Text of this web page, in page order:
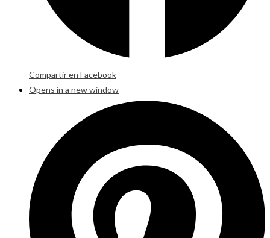
Compartir en Facebook
Opens in a new window